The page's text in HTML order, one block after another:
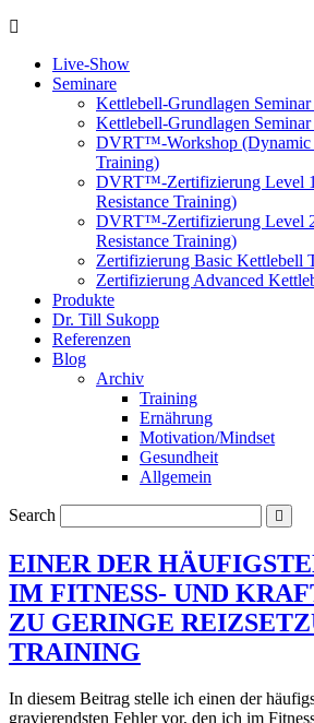
Live-Show
Seminare
Kettlebell-Grundlagen Seminar
Kettlebell-Grundlagen Seminar
DVRT™-Workshop (Dynamic
Training)
DVRT™-Zertifizierung Level
Resistance Training)
DVRT™-Zertifizierung Level
Resistance Training)
Zertifizierung Basic Kettlebell
Zertifizierung Advanced
Produkte
Dr. Till Sukopp
Referenzen
Blog
Archiv
Training
Ernährung
Motivation/Mindset
Gesundheit
Allgemein
Search
EINER DER
IM FITNESS- UND
ZU GERINGE
TRAINING
In diesem Beitrag stelle ich einen der
gravierendsten Fehler vor, den ich im